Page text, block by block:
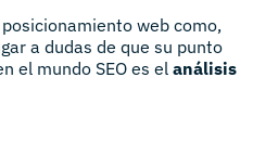
web como,
a dudas de que su punto
el mundo SEO es elanálisis